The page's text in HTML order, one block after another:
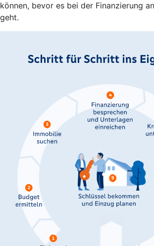
können, bevor es bei der Finanzierung
geht.